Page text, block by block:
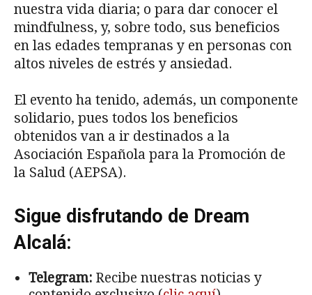
nuestra vida diaria; o para dar conocer el
mindfulness, y, sobre todo, sus beneficios
en las edades tempranas y en personas con
altos niveles de estrés y ansiedad.
El evento ha tenido, además, un componente
solidario, pues todos los beneficios
obtenidos van a ir destinados a la
Asociación Española para la Promoción de
la Salud (AEPSA).
Sigue disfrutando de Dream
Alcalá:
Telegram: Recibe nuestras noticias y